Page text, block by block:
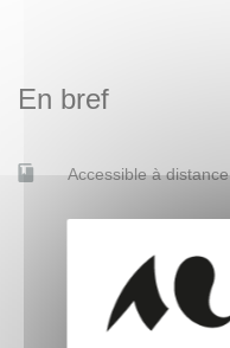
En bref
Accessible à distance